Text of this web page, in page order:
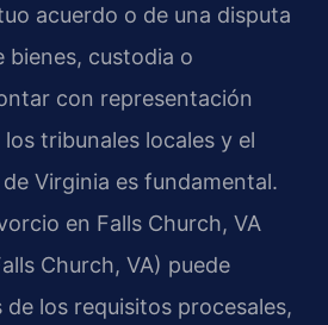
acuerdo o de una disputa
bienes, custodia o
con representación
tribunales locales y el
Virginia es fundamental.
en Falls Church, VA
Church, VA) puede
los requisitos procesales,